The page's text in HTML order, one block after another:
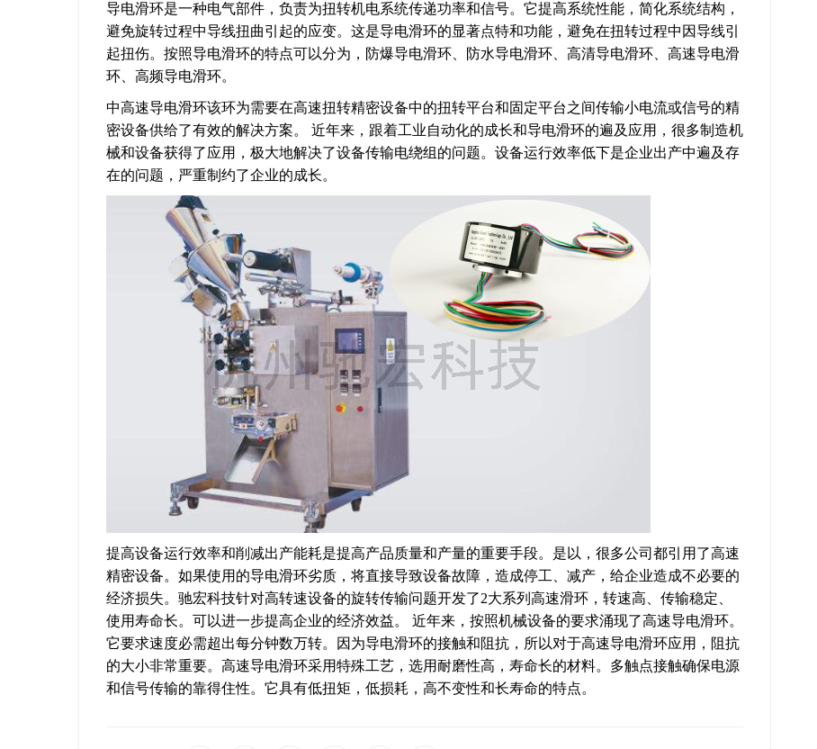
导电滑环是一种电气部件，负责为扭转机电系统传递功率和信号。它提高系统性能，简化系统结构，
避免旋转过程中导线扭曲引起的应变。这是导电滑环的显著点特和功能，避免在扭转过程中因导线引
起扭伤。按照导电滑环的特点可以分为，防爆导电滑环、防水导电滑环、高清导电滑环、高速导电滑
环、高频导电滑环。
中高速导电滑环该环为需要在高速扭转精密设备中的扭转平台和固定平台之间传输小电流或信号的精
密设备供给了有效的解决方案。 近年来，跟着工业自动化的成长和导电滑环的遍及应用，很多制造机
械和设备获得了应用，极大地解决了设备传输电绕组的问题。设备运行效率低下是企业出产中遍及存
在的问题，严重制约了企业的成长。
提高设备运行效率和削减出产能耗是提高产品质量和产量的重要手段。是以，很多公司都引用了高速
精密设备。如果使用的导电滑环劣质，将直接导致设备故障，造成停工、减产，给企业造成不必要的
经济损失。驰宏科技针对高转速设备的旋转传输问题开发了2大系列高速滑环，转速高、传输稳定、
使用寿命长。可以进一步提高企业的经济效益。 近年来，按照机械设备的要求涌现了高速导电滑环。
它要求速度必需超出每分钟数万转。因为导电滑环的接触和阻抗，所以对于高速导电滑环应用，阻抗
的大小非常重要。高速导电滑环采用特殊工艺，选用耐磨性高，寿命长的材料。多触点接触确保电源
和信号传输的靠得住性。它具有低扭矩，低损耗，高不变性和长寿命的特点。